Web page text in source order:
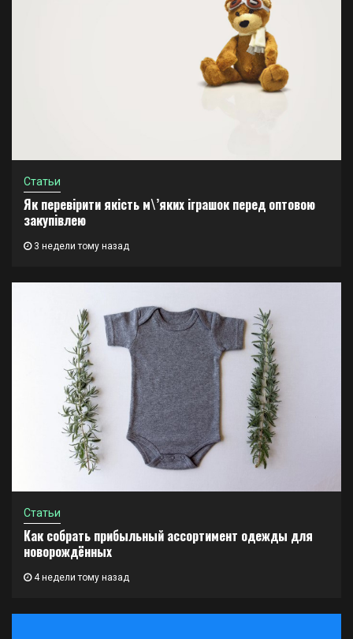
Статьи
Як перевірити якість м\’яких іграшок перед оптовою
закупівлею
3 недели тому назад
Статьи
Как собрать прибыльный ассортимент одежды для
новорождённых
4 недели тому назад